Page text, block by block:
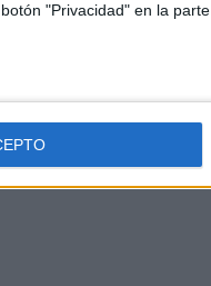
"Privacidad" en la parte